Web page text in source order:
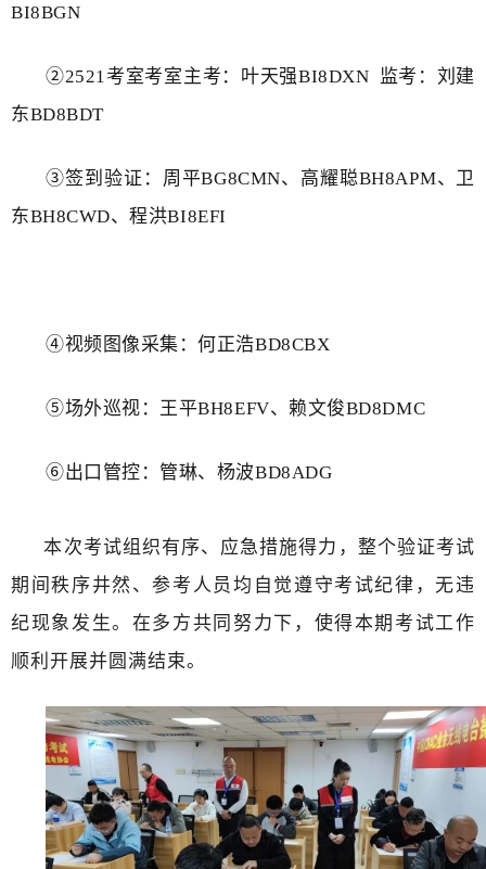
BI8BGN
②2521考室考室主考：叶天强BI8DXN 监考：刘建
东BD8BDT
③签到验证：周平BG8CMN、高耀聪BH8APM、卫
东BH8CWD、程洪BI8EFI
④视频图像采集：何正浩BD8CBX
⑤场外巡视：王平BH8EFV、赖文俊BD8DMC
⑥出口管控：管琳、杨波BD8ADG
本次考试组织有序、应急措施得力，整个验证考试
期间秩序井然、参考人员均自觉遵守考试纪律，无违
纪现象发生。在多方共同努力下，使得本期考试工作
顺利开展并圆满结束。